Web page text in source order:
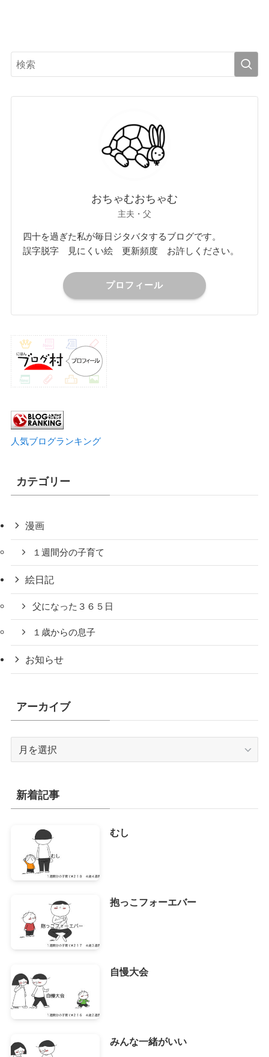
おちゃむおちゃむ
主夫・父
四十を過ぎた私が毎日ジタバタするブログです。
誤字脱字 見にくい絵 更新頻度 お許しください。
プロフィール
人気ブログランキング
カテゴリー
漫画
１週間分の子育て
絵日記
父になった３６５日
１歳からの息子
お知らせ
アーカイブ
イ
ブ
新着記事
むし
抱っこフォーエバー
自慢大会
みんな一緒がいい